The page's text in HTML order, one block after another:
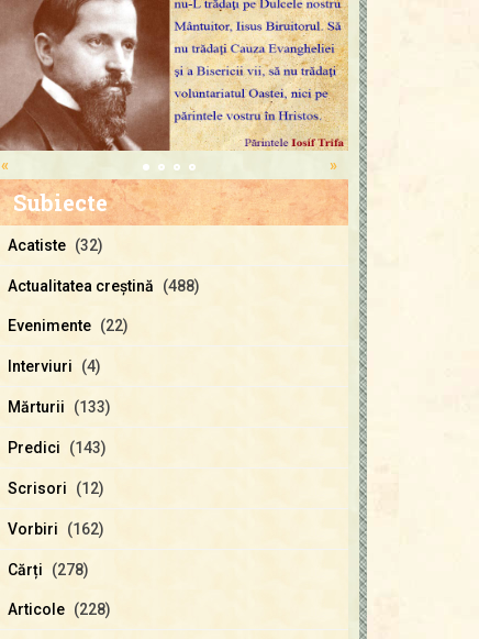
»
«
Subiecte
Acatiste (32)
Actualitatea creştină (488)
Evenimente (22)
Interviuri (4)
Mărturii (133)
Predici (143)
Scrisori (12)
Vorbiri (162)
Cărți (278)
Articole (228)